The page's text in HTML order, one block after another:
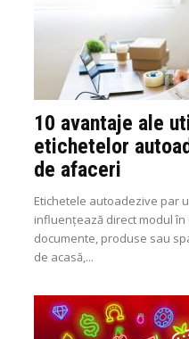
10 avantaje ale
etichetelor
de afaceri
Etichetele autoadezive par
influențează direct modul în
documente, produse sau
de acasă,...